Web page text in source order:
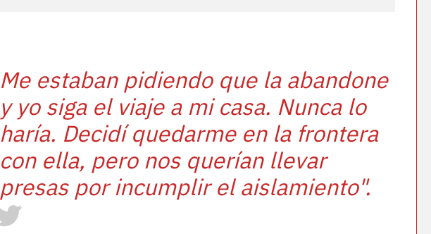
Me estaban pidiendo que la abandone
y yo siga el viaje a mi casa. Nunca lo
haría. Decidí quedarme en la frontera
con ella, pero nos querían llevar
presas por incumplir el aislamiento".